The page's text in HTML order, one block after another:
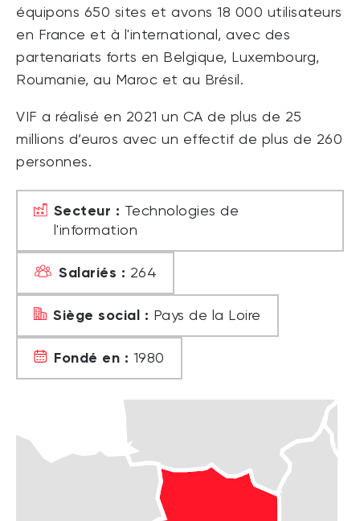
équipons 650 sites et avons 18 000 utilisateurs
en France et à l'international, avec des
partenariats forts en Belgique, Luxembourg,
Roumanie, au Maroc et au Brésil.
VIF a réalisé en 2021 un CA de plus de 25
millions d’euros avec un effectif de plus de 260
personnes.
Secteur : Technologies de
l'information
Salariés : 264
Siège social : Pays de la Loire
Fondé en : 1980